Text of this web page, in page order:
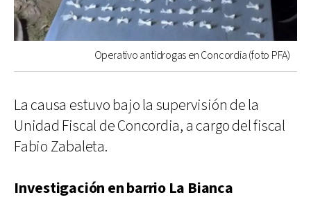
Operativo antidrogas en Concordia (foto PFA)
La causa estuvo bajo la supervisión de la
Unidad Fiscal de Concordia, a cargo del fiscal
Fabio Zabaleta.
Investigación en barrio La Bianca